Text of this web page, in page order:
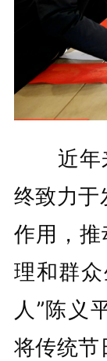
近年来
终致力于
作用，推
理和群
人”陈义
将传统节